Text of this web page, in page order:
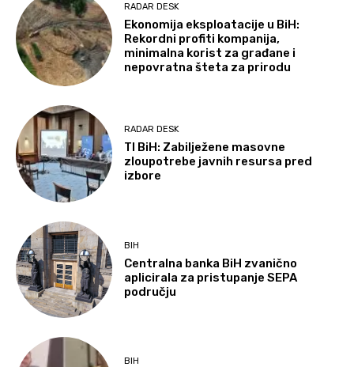
RADAR DESK
Ekonomija eksploatacije u BiH:
Rekordni profiti kompanija,
minimalna korist za građane i
nepovratna šteta za prirodu
RADAR DESK
TI BiH: Zabilježene masovne
zloupotrebe javnih resursa pred
izbore
BIH
Centralna banka BiH zvanično
aplicirala za pristupanje SEPA
području
BIH